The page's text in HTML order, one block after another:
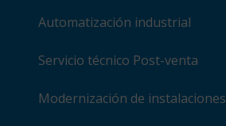
Automatización industrial
Servicio técnico Post-venta
Modernización de instalaciones